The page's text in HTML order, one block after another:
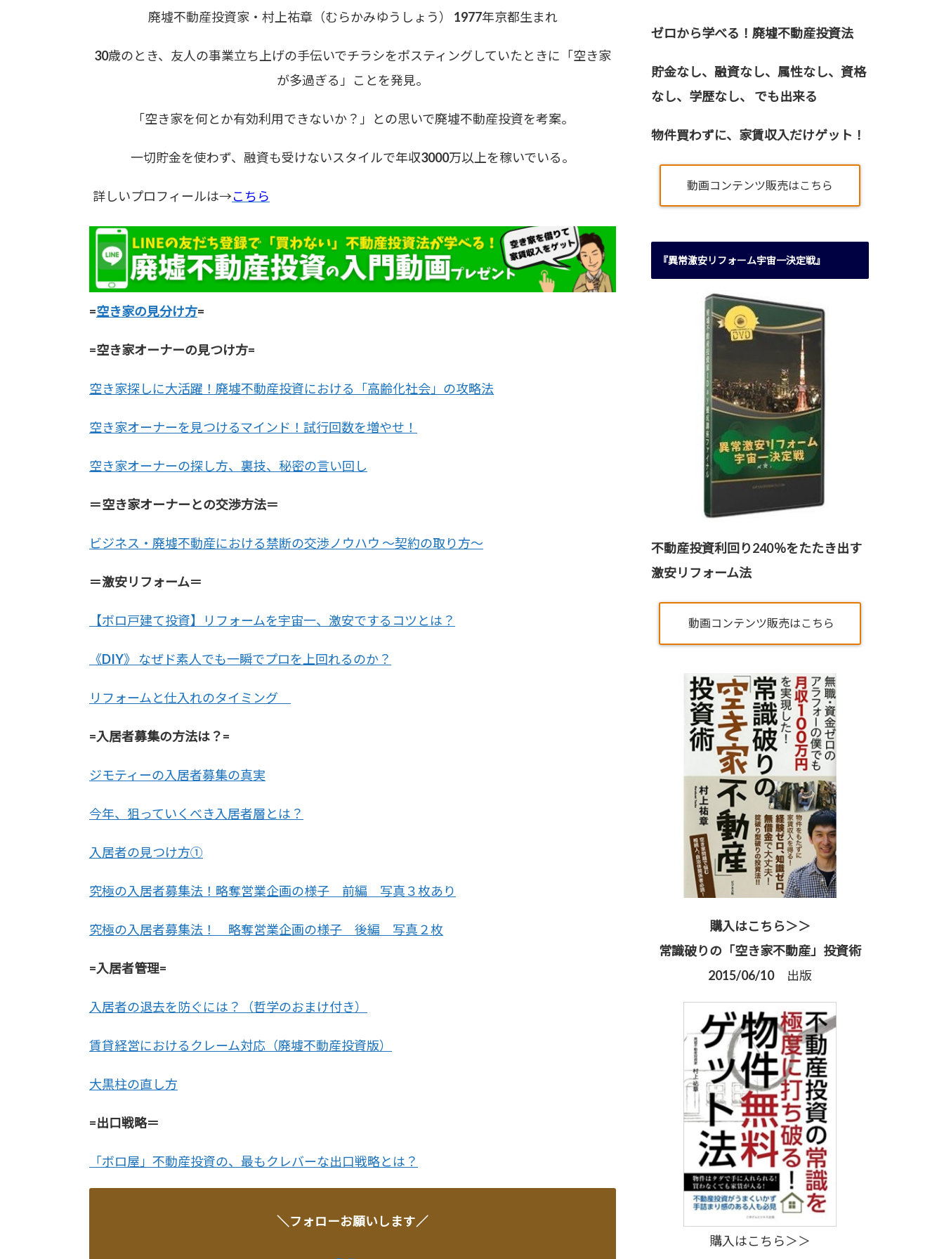
廃墟不動産投資家・村上祐章（むらかみゆうしょう） 1977年京都生まれ
30歳のとき、友人の事業立ち上げの手伝いでチラシをポスティングしていたときに「空き家
が多過ぎる」ことを発見。
「空き家を何とか有効利用できないか？」との思いで廃墟不動産投資を考案。
一切貯金を使わず、融資も受けないスタイルで年収3000万以上を稼いでいる。
詳しいプロフィールは→こちら
=空き家の見分け方=
=空き家オーナーの見つけ方=
空き家探しに大活躍！廃墟不動産投資における「高齢化社会」の攻略法
空き家オーナーを見つけるマインド！試行回数を増やせ！
空き家オーナーの探し方、裏技、秘密の言い回し
＝空き家オーナーとの交渉方法＝
ビジネス・廃墟不動産における禁断の交渉ノウハウ ～契約の取り方～
＝激安リフォーム＝
【ボロ戸建て投資】リフォームを宇宙一、激安でするコツとは？
《DIY》 なぜド素人でも一瞬でプロを上回れるのか？
リフォームと仕入れのタイミング
=入居者募集の方法は？=
ジモティーの入居者募集の真実
今年、狙っていくべき入居者層とは？
入居者の見つけ方①
究極の入居者募集法！略奪営業企画の様子 前編 写真３枚あり
究極の入居者募集法！ 略奪営業企画の様子 後編 写真２枚
=入居者管理=
入居者の退去を防ぐには？（哲学のおまけ付き）
賃貸経営におけるクレーム対応（廃墟不動産投資版）
大黒柱の直し方
=出口戦略＝
「ボロ屋」不動産投資の、最もクレバーな出口戦略とは？
＼フォローお願いします／
ゼロから学べる！廃墟不動産投資法
貯金なし、融資なし、属性なし、資格
なし、 学歴なし、 でも出来る
物件買わずに、家賃収入だけゲット！
動画コンテンツ販売はこちら
『異常激安リフォーム宇宙一決定戦』
不動産投資利回り240％をたたき出す
激安リフォーム法
動画コンテンツ販売はこちら
購入はこちら＞＞
常識破りの「空き家不動産」投資術
2015/06/10 出版
購入はこちら＞＞